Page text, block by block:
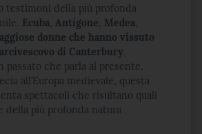
testimoni della più profonda
Ecuba, Antigone, Medea,
donne che hanno vissuto
di Canterbury,
passato che parla al presente.
all’Europa medievale, questa
spettacoli che risultano quali
della più profonda natura